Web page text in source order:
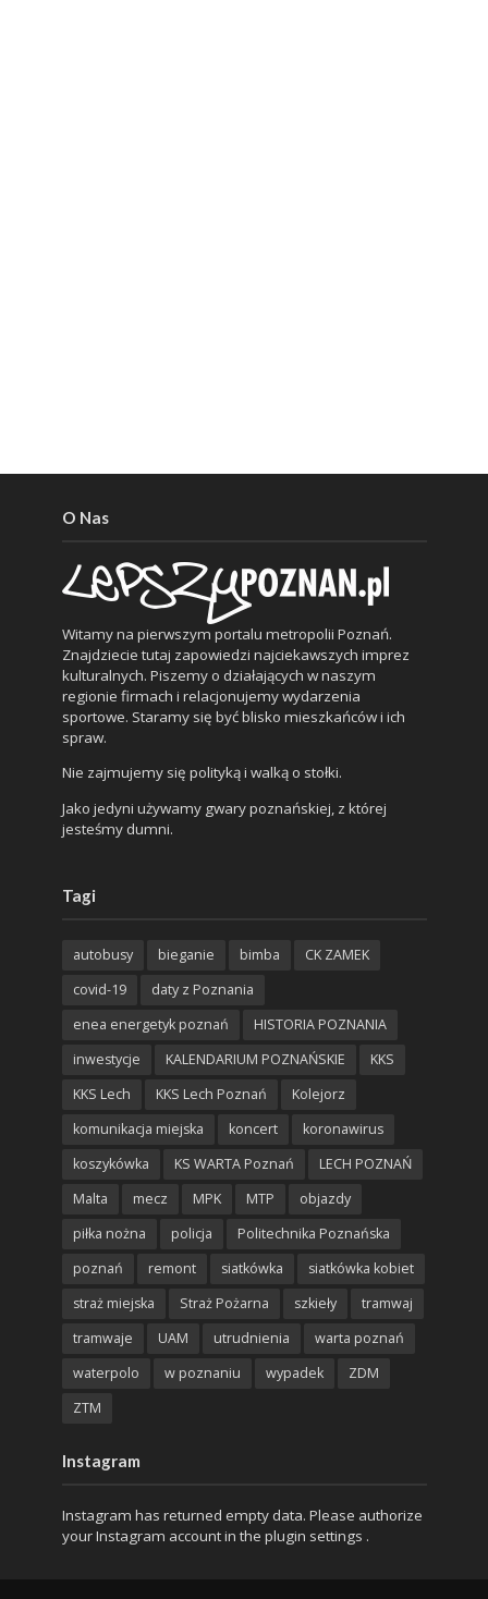
O Nas
Witamy na pierwszym portalu metropolii Poznań.
Znajdziecie tutaj zapowiedzi najciekawszych imprez
kulturalnych. Piszemy o działających w naszym
regionie firmach i relacjonujemy wydarzenia
sportowe. Staramy się być blisko mieszkańców i ich
spraw.
Nie zajmujemy się polityką i walką o stołki.
Jako jedyni używamy gwary poznańskiej, z której
jesteśmy dumni.
Tagi
autobusy bieganie bimba
CK ZAMEK
covid-19
daty z Poznania
enea energetyk poznań
HISTORIA POZNANIA
inwestycje
KALENDARIUM POZNAŃSKIE
KKS
KKS Lech
KKS Lech Poznań
Kolejorz
komunikacja miejska
koncert
koronawirus
koszykówka
KS WARTA Poznań
LECH POZNAŃ
Malta
mecz MPK MTP
objazdy
piłka nożna
policja
Politechnika Poznańska
poznań
remont siatkówka
siatkówka kobiet
straż miejska
Straż Pożarna szkieły
tramwaj
tramwaje
UAM utrudnienia
warta poznań
waterpolo
w poznaniu wypadek
ZDM
ZTM
Instagram
Instagram has returned empty data. Please authorize
your Instagram account in the plugin settings .